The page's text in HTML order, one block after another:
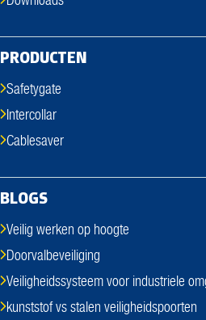
PRODUCTEN
Safetygate
Intercollar
Cablesaver
BLOGS
Veilig werken op hoogte
Doorvalbeveiliging
Veiligheidssysteem voor industriele
kunststof vs stalen veiligheidspoorten